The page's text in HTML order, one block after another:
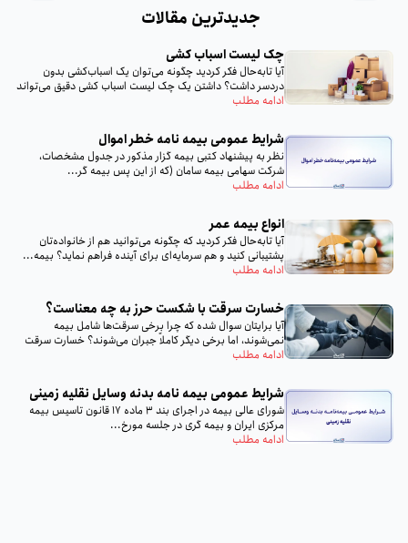
جدیدترین مقالات
چک لیست اسباب‌ کشی
آیا تا‌به‌حال فکر کردید چگونه می‌توان یک اسباب‌کشی بدون
دردسر داشت؟ داشتن یک چک لیست اسباب‌ کشی دقیق می‌تواند
تمام...
ادامه مطلب
شرایط عمومی بیمه‌ نامه خطر اموال
نظر به پيشنهاد كتبى بيمه گزار مذكور در جدول مشخصات،
شركت سهامى بيمه سامان (كه از اين پس بيمه گر...
ادامه مطلب
انواع بیمه عمر
آیا تا‌به‌حال فکر کردید که چگونه می‌توانید هم از خانواده‌تان
پشتیبانی کنید و هم سرمایه‌ای برای آینده فراهم نماید؟ بیمه...
ادامه مطلب
خسارت سرقت با شکست حرز به چه معناست؟
آیا برایتان سوال شده که چرا برخی سرقت‌ها شامل بیمه
نمی‌شوند، اما برخی دیگر کاملاً جبران می‌شوند؟ خسارت سرقت
با...
ادامه مطلب
شرایط عمومی بیمه‌ نامه بدنه وسایل نقلیه زمینی
شورای عالی بیمه در اجرای بند 3 ماده 17 قانون تاسیس بیمه
مرکزی ایران و بیمه گری در جلسه مورخ...
ادامه مطلب